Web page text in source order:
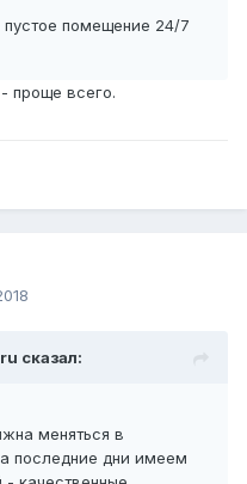
помещение 24/7
проще всего.
сказал:
меняться в
последние дни имеем